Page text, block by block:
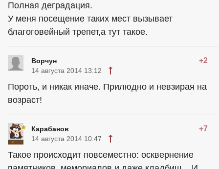
Полная деградация.
У меня посещение таких мест вызывает
благоговейный трепет,а тут такое.
Ворчун +2
14 августа 2014 13:12
Пороть, и никак иначе. Прилюдно и невзирая на
возраст!
Карабанов +7
14 августа 2014 10:47
Такое происходит повсеместно: осквернение